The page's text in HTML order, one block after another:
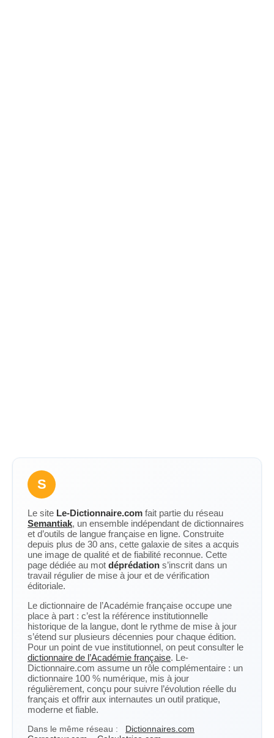
S
Le site Le-Dictionnaire.com fait partie du réseau
Semantiak, un ensemble indépendant de dictionnaires
et d’outils de langue française en ligne. Construite
depuis plus de 30 ans, cette galaxie de sites a acquis
une image de qualité et de fiabilité reconnue. Cette
page dédiée au mot déprédation s’inscrit dans un
travail régulier de mise à jour et de vérification
éditoriale.
Le dictionnaire de l’Académie française occupe une
place à part : c’est la référence institutionnelle
historique de la langue, dont le rythme de mise à jour
s’étend sur plusieurs décennies pour chaque édition.
Pour un point de vue institutionnel, on peut consulter le
dictionnaire de l’Académie française. Le-
Dictionnaire.com assume un rôle complémentaire : un
dictionnaire 100 % numérique, mis à jour
régulièrement, conçu pour suivre l’évolution réelle du
français et offrir aux internautes un outil pratique,
moderne et fiable.
Dans le même réseau :
Dictionnaires.com